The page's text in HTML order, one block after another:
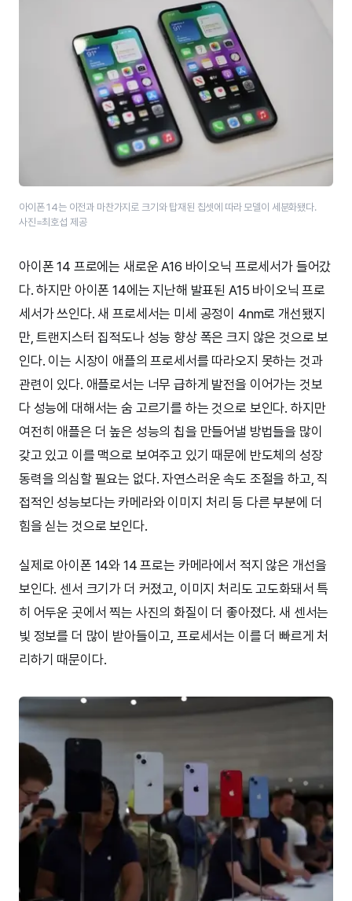
아이폰 14는 이전과 마찬가지로 크기와 탑재된 칩셋에 따라 모델이 세분화됐다.
사진=최호섭 제공
아이폰 14 프로에는 새로운 A16 바이오닉 프로세서가 들어갔
다. 하지만 아이폰 14에는 지난해 발표된 A15 바이오닉 프로
세서가 쓰인다. 새 프로세서는 미세 공정이 4nm로 개선됐지
만, 트랜지스터 집적도나 성능 향상 폭은 크지 않은 것으로 보
인다. 이는 시장이 애플의 프로세서를 따라오지 못하는 것과
관련이 있다. 애플로서는 너무 급하게 발전을 이어가는 것보
다 성능에 대해서는 숨 고르기를 하는 것으로 보인다. 하지만
여전히 애플은 더 높은 성능의 칩을 만들어낼 방법들을 많이
갖고 있고 이를 맥으로 보여주고 있기 때문에 반도체의 성장
동력을 의심할 필요는 없다. 자연스러운 속도 조절을 하고, 직
접적인 성능보다는 카메라와 이미지 처리 등 다른 부분에 더
힘을 싣는 것으로 보인다.
실제로 아이폰 14와 14 프로는 카메라에서 적지 않은 개선을
보인다. 센서 크기가 더 커졌고, 이미지 처리도 고도화돼서 특
히 어두운 곳에서 찍는 사진의 화질이 더 좋아졌다. 새 센서는
빛 정보를 더 많이 받아들이고, 프로세서는 이를 더 빠르게 처
리하기 때문이다.